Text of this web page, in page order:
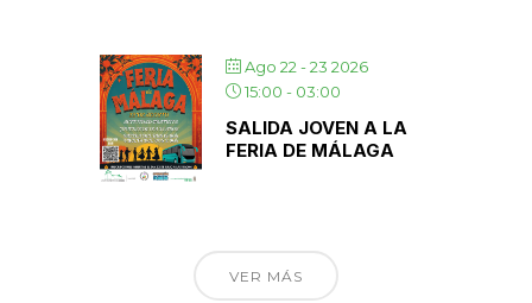
Ago 22 - 23 2026
15:00 - 03:00
SALIDA JOVEN A LA
FERIA DE MÁLAGA
VER MÁS